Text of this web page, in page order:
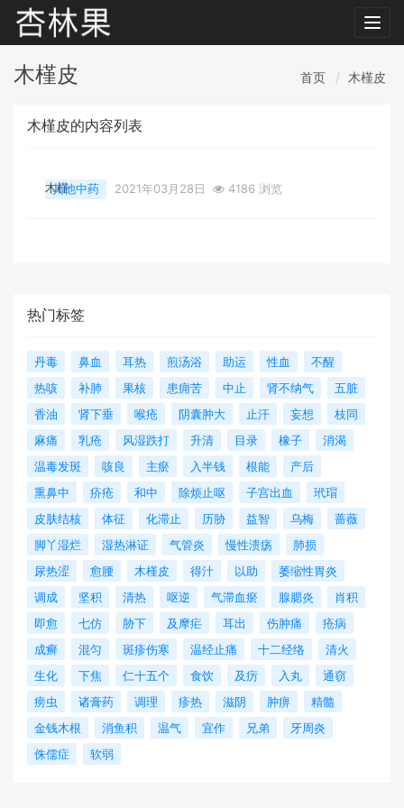
木槿皮 首页 木槿皮
木槿皮的内容列表
木槿
其他中药 2021年03月28日 4186 浏览
热门标签
丹毒 鼻血 耳热 煎汤浴 助运 性血
不醒
热咳
补肺 果核 患痈苦 中止 肾不纳气
五脏
香油
肾下垂 喉疮 阴囊肿大 止汗 妄想
枝同
麻痛
乳疮 风湿跌打 升清 目录 橡子
消渴
温毒发斑
咳良 主瘀 入半钱 根能
产后
熏鼻中
疥疮 和中 除烦止呕 子宫出血
玳瑁
皮肤结核
体征 化滞止 历胁 益智 乌梅
蔷薇
脚丫湿烂
湿热淋证 气管炎 慢性溃疡
肺损
尿热涩
愈腰 木槿皮 得汁 以助
萎缩性胃炎
调成
坚积 清热 呕逆 气滞血瘀 腺腮炎
肖积
即愈
七仿 胁下 及摩疟 耳出 伤肿痛
疮病
成癣
混匀 斑疹伤寒 温经止痛 十二经络
清火
生化
下焦 仁十五个 食饮 及疠 入丸
通窃
痨虫
诸膏药 调理 疹热 滋阴 肿痹
精髓
金钱木根
消鱼积 温气 宜作 兄弟
牙周炎
侏儒症
软弱